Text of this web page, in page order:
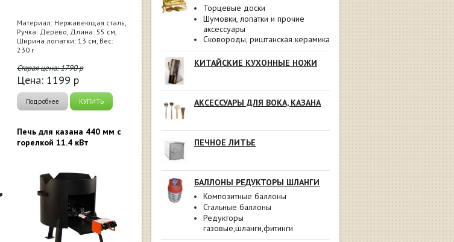
Торцевые доски
Шумовки, лопатки и прочие
аксессуары
Сковороды, риштанская керамика
КИТАЙСКИЕ КУХОННЫЕ НОЖИ
АКСЕССУАРЫ ДЛЯ ВОКА, КАЗАНА
ПЕЧНОЕ ЛИТЬЕ
БАЛЛОНЫ РЕДУКТОРЫ ШЛАНГИ
Композитные баллоны
Стальные баллоны
Редукторы
газовые,шланги,фитинги
Материал: Нержавеющая сталь,
Ручка: Дерево, Длина: 55 см,
Ширина лопатки: 13 см, Вес:
230 г
Старая цена:1790р
Цена: 1199 р
Подробнее КУПИТЬ
Печь для казана 440 мм с
горелкой 11.4 кВт